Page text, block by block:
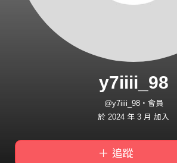
y7iiii_98
@y7iiii_98・會員
於 2024 年 3 月 加入
＋ 追蹤